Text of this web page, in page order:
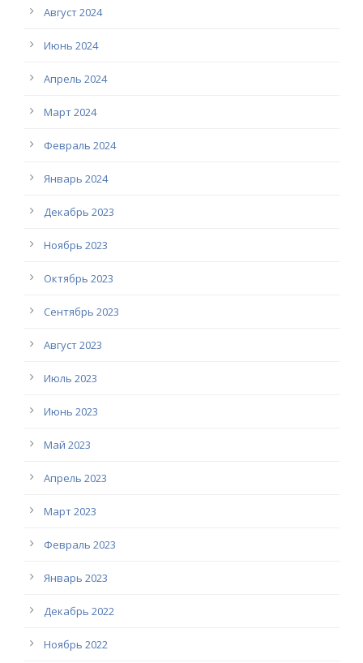
Август 2024
Июнь 2024
Апрель 2024
Март 2024
Февраль 2024
Январь 2024
Декабрь 2023
Ноябрь 2023
Октябрь 2023
Сентябрь 2023
Август 2023
Июль 2023
Июнь 2023
Май 2023
Апрель 2023
Март 2023
Февраль 2023
Январь 2023
Декабрь 2022
Ноябрь 2022